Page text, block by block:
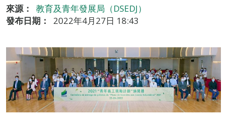
來源：
教育及青年發展局（DSEDJ）
發布日期：
2022年4月27日 18:43